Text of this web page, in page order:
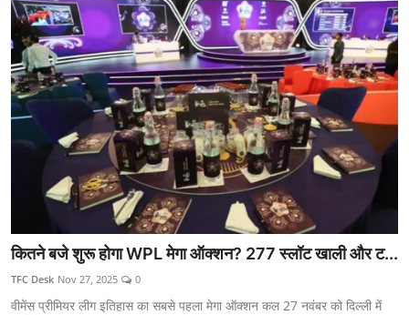
कितने बजे शुरू होगा WPL मेगा ऑक्शन? 277 स्लॉट खाली और ट...
TFC Desk Nov 27, 2025 0
वीमेंस प्रीमियर लीग इतिहास का सबसे पहला मेगा ऑक्शन कल 27 नवंबर को दिल्ली में